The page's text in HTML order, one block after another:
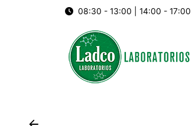
08:30 - 13:00 | 14:00 - 17:00